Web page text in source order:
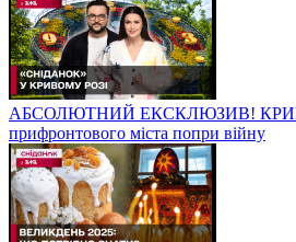
АБСОЛЮТНИЙ ЕКСКЛЮЗИВ!
прифронтового міста попри війну